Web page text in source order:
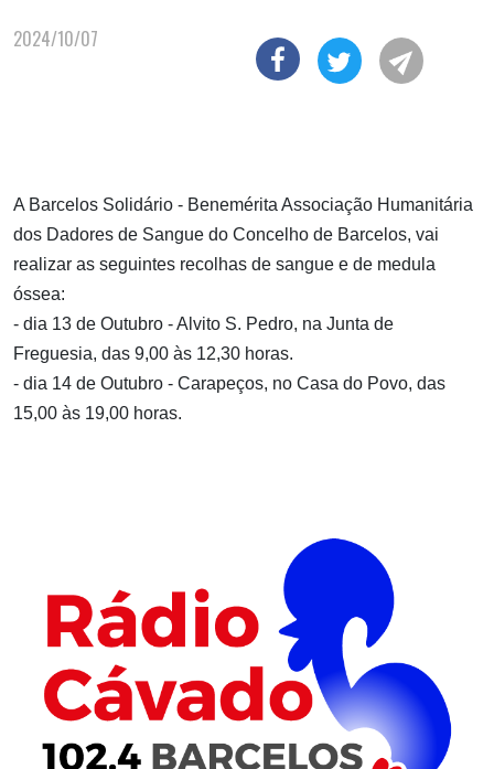
2024/10/07
A Barcelos Solidário - Benemérita Associação Humanitária
dos Dadores de Sangue do Concelho de Barcelos, vai
realizar as seguintes recolhas de sangue e de medula
óssea:
- dia 13 de Outubro - Alvito S. Pedro, na Junta de
Freguesia, das 9,00 às 12,30 horas.
- dia 14 de Outubro - Carapeços, no Casa do Povo, das
15,00 às 19,00 horas.